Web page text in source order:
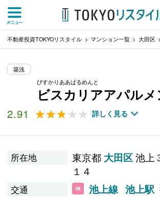
不動産投資TOKYOリスタイル マンション一覧 大田区
築浅
びすかりああぱるめんと
ビスカリアアパルメ
2.91 ★★★★★
★★★★★ 詳しく見る
所在地 東京都 大田区池上
１４
交通 池上線 池上駅